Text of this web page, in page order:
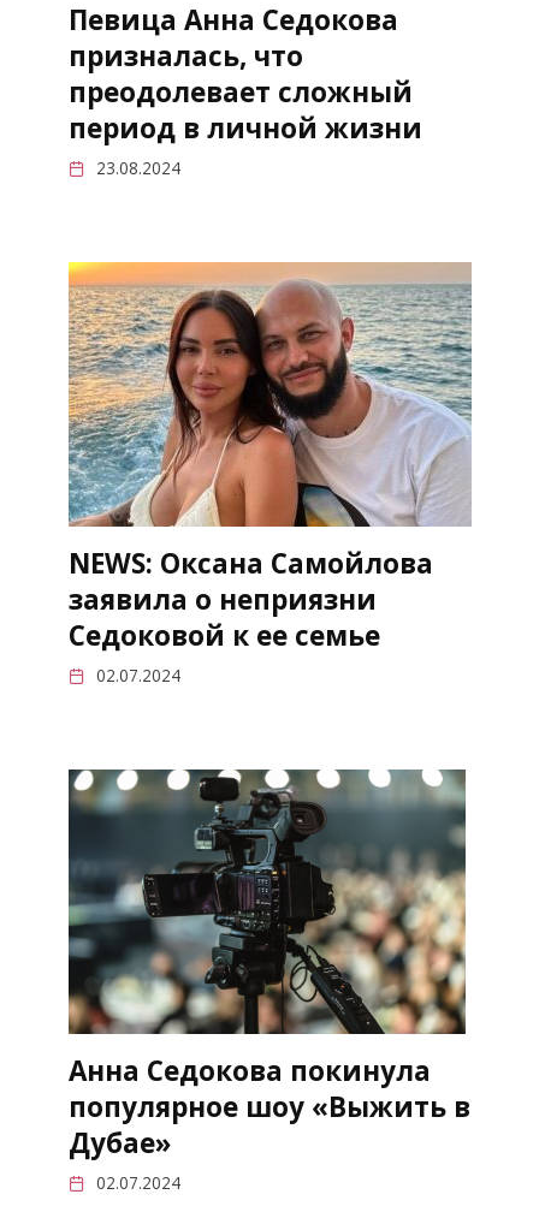
Певица Анна Седокова
призналась, что
преодолевает сложный
период в личной жизни
23.08.2024
NEWS: Оксана Самойлова
заявила о неприязни
Седоковой к ее семье
02.07.2024
Анна Седокова покинула
популярное шоу «Выжить в
Дубае»
02.07.2024